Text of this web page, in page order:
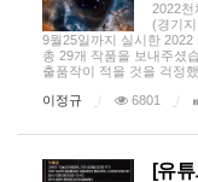
2022천
(경기
9월25일까지 실시한 2022
총 29개 작품을 보내주셨
출품작이 적을 것을 걱정했
이정규
6801
[유